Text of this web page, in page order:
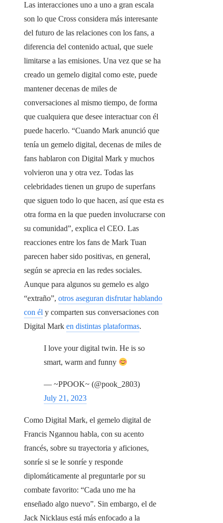
Las interacciones uno a uno a gran escala
son lo que Cross considera más interesante
del futuro de las relaciones con los fans, a
diferencia del contenido actual, que suele
limitarse a las emisiones. Una vez que se ha
creado un gemelo digital como este, puede
mantener decenas de miles de
conversaciones al mismo tiempo, de forma
que cualquiera que desee interactuar con él
puede hacerlo. “Cuando Mark anunció que
tenía un gemelo digital, decenas de miles de
fans hablaron con Digital Mark y muchos
volvieron una y otra vez. Todas las
celebridades tienen un grupo de superfans
que siguen todo lo que hacen, así que esta es
otra forma en la que pueden involucrarse con
su comunidad”, explica el CEO. Las
reacciones entre los fans de Mark Tuan
parecen haber sido positivas, en general,
según se aprecia en las redes sociales.
Aunque para algunos su gemelo es algo
“extraño”, otros aseguran disfrutar hablando
con él y comparten sus conversaciones con
Digital Mark en distintas plataformas.
I love your digital twin. He is so
smart, warm and funny
— ~PPOOK~ (@pook_2803)
July 21, 2023
Como Digital Mark, el gemelo digital de
Francis Ngannou habla, con su acento
francés, sobre su trayectoria y aficiones,
sonríe si se le sonríe y responde
diplomáticamente al preguntarle por su
combate favorito: “Cada uno me ha
enseñado algo nuevo”. Sin embargo, el de
Jack Nicklaus está más enfocado a la